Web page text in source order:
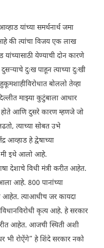
यांच्या समर्थनार्थ जमा
की त्यांचा विजय एक लाख
येण्याची दोन कारणे
दुःख पाहून त्याच्या दुःखी
बोललो तेव्हा
माझ्या कुटुंबाला आधार
आणि दुसरे कारण म्हणजे जो
त्याच्या सोबत उभे
आव्हाड हे द्वेषाच्या
मी इथे आलो आहे.
देशाचे विधी मंत्री करीत आहेत.
आहे. 800 पानांच्या
आहेत. त्याआधीच जर कायदा
कृत्य आहे. हे सरकार
आहेत. आजची स्थिती अशी
भी रोऐंगे” हे शिंदे सरकार नको